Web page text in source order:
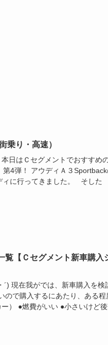
乗り・高速）
日はＣセグメントでおすすめ
4弾！ アウディＡ３
ィに行ってきました。 そした
覧【Ｃセグメント新車購入
現在我がでは、新車購入を検
ので購入するにあたり、ある程
） ●燃費がいい ●小さいけど